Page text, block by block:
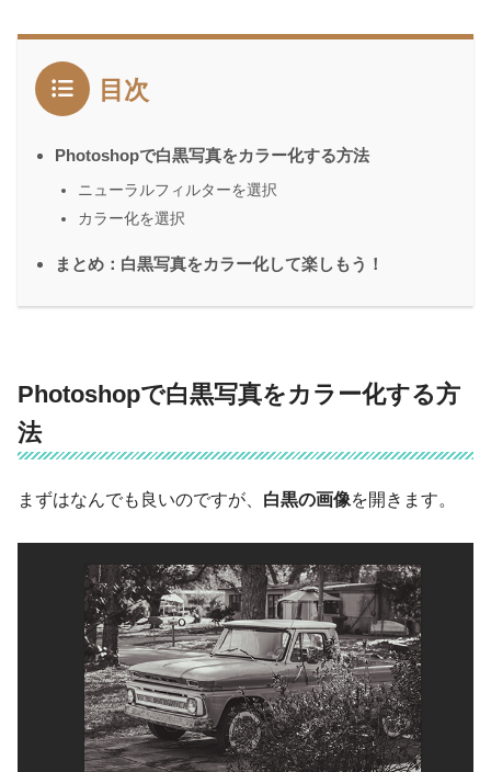
目次
Photoshopで白黒写真をカラー化する方法
ニューラルフィルターを選択
カラー化を選択
まとめ：白黒写真をカラー化して楽しもう！
Photoshopで白黒写真をカラー化する方
法
まずはなんでも良いのですが、 白黒の画像を開きます。